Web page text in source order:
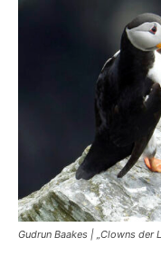
Gudrun Baakes | „Clowns der